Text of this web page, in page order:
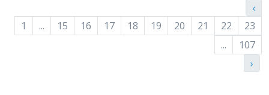
‹
1 ... 15 16 17 18 19 20 21 22
23
...
107
›